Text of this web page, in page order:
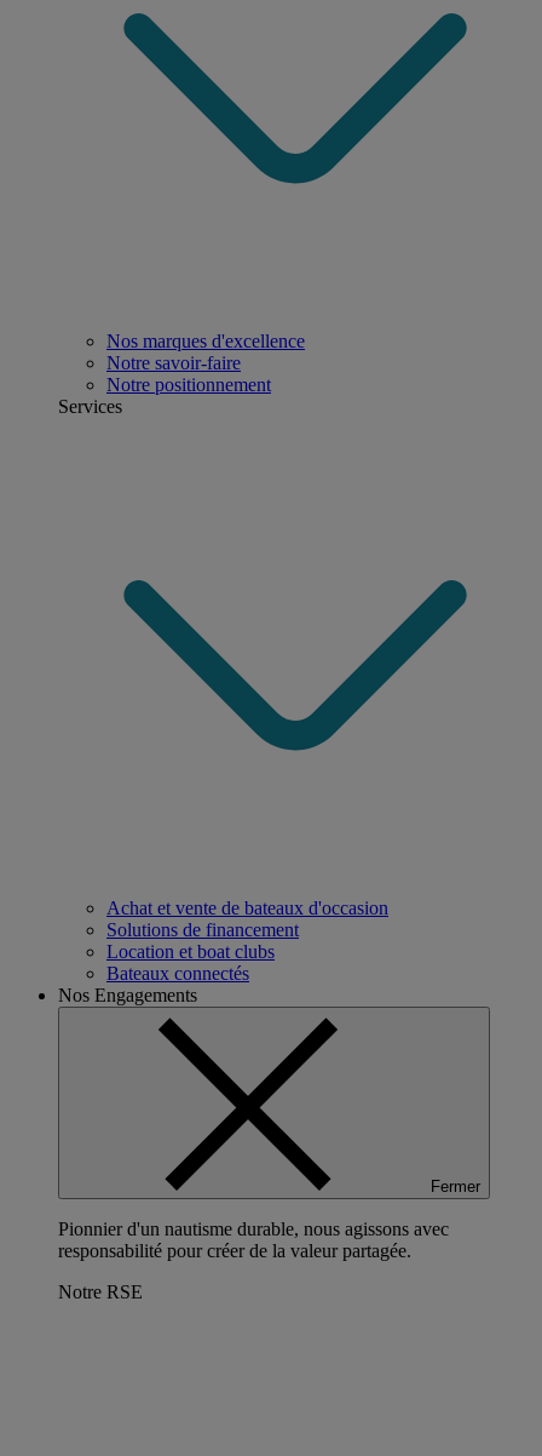
Nos marques d'excellence
Notre savoir-faire
Notre positionnement
Services
Achat et vente de bateaux d'occasion
Solutions de financement
Location et boat clubs
Bateaux connectés
Nos Engagements
Fermer
Pionnier d'un nautisme durable, nous agissons avec
responsabilité pour créer de la valeur partagée.
Notre RSE